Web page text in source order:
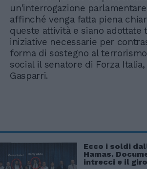
un'interrogazione
affinché venga fatta piena
queste attività e siano adottate
iniziative necessarie per
forma di sostegno al
social il senatore di Forza
Gasparri.
Ecco i soldi
Hamas.
intrecci e il